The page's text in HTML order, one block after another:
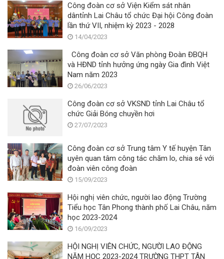
Công đoàn cơ sở Viện Kiểm sát nhân
dântỉnh Lai Châu tổ chức Đại hội Công đoàn
lần thứ VII, nhiệm kỳ 2023 - 2028
14/04/2023
Công đoàn cơ sở Văn phòng Đoàn ĐBQH
và HĐND tỉnh hưởng ứng ngày Gia đình Việt
Nam năm 2023
26/06/2023
Công đoàn cơ sở VKSND tỉnh Lai Châu tổ
chức Giải Bóng chuyền hơi
27/07/2023
Công đoàn cơ sở Trung tâm Y tế huyện Tân
uyên quan tâm công tác chăm lo, chia sẻ với
đoàn viên công đoàn
15/09/2023
Hội nghị viên chức, người lao động Trường
Tiểu học Tân Phong thành phố Lai Châu, năm
học 2023-2024
16/09/2023
HỘI NGHỊ VIÊN CHỨC, NGƯỜI LAO ĐỘNG
NĂM HỌC 2023-2024 TRƯỜNG THPT TÂN